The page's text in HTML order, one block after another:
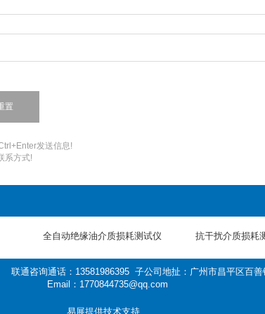
发送信息!
系方式!
全自动绝缘油介质损耗测试仪 抗干扰介质损耗
联通咨询通话：13581986395 子公司地扯：广州市昌平区百善
Email：1770844735@qq.com
易展提供技术支持